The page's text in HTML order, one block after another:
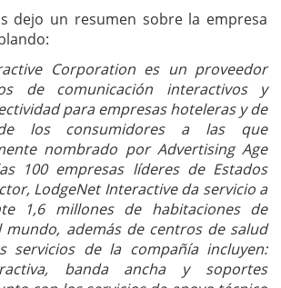
dejo un resumen sobre la empresa
Corporation es un proveedor
de comunicación interactivos y
para empresas hoteleras y de
los consumidores a las que
nombrado por Advertising Age
100 empresas líderes de Estados
LodgeNet Interactive da servicio a
1,6 millones de habitaciones de
además de centros de salud
servicios de la compañía incluyen:
banda ancha y soportes